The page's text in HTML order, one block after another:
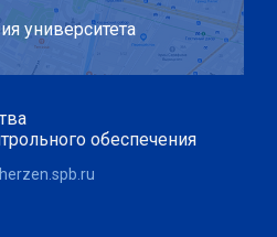
университета
обеспечения